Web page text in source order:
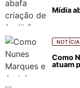
Mídia
Como
atuam